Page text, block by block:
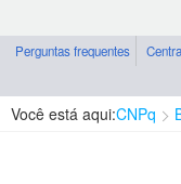
Perguntas frequentes
Você está aqui:CNPq